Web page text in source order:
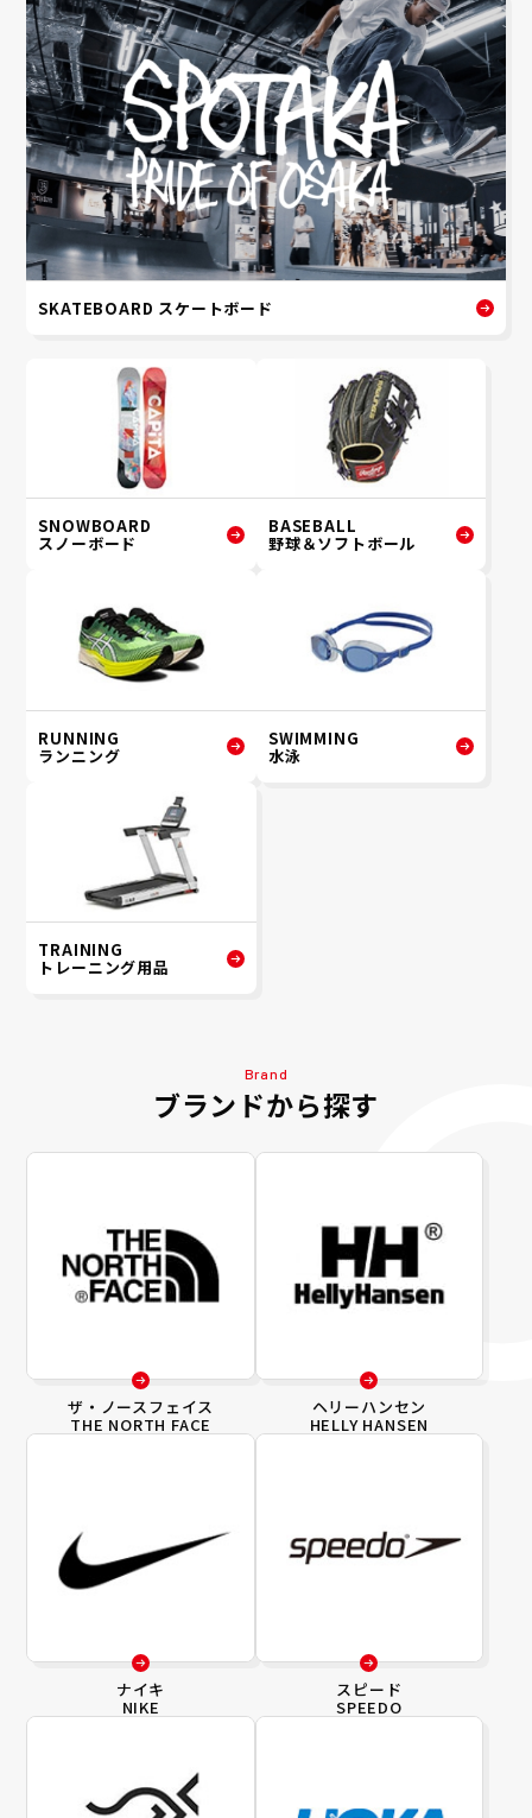
SKATEBOARD スケートボード
SNOWBOARD
スノーボード
BASEBALL
野球＆ソフトボール
RUNNING
ランニング
SWIMMING
水泳
TRAINING
トレーニング用品
Brand
ブランドから探す
ザ・ノースフェイス
THE NORTH FACE
ヘリーハンセン
HELLY HANSEN
ナイキ
NIKE
スピード
SPEEDO